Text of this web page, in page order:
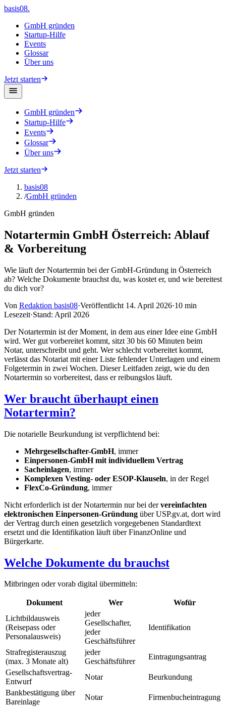
basis08.
GmbH gründen
Startup-Hilfe
Events
Glossar
Über uns
Jetzt starten
GmbH gründen
Startup-Hilfe
Events
Glossar
Über uns
Jetzt starten
basis08
/GmbH gründen
GmbH gründen
Notartermin GmbH Österreich: Ablauf
& Vorbereitung
Wie läuft der Notartermin bei der GmbH-Gründung in Österreich
ab? Welche Dokumente brauchst du, was kostet er, und wie bereitest
du dich vor?
Von Redaktion basis08·Veröffentlicht 14. April 2026·10 min
Lesezeit·Stand: April 2026
Der Notartermin ist der Moment, in dem aus einer Idee eine GmbH
wird. Wer gut vorbereitet kommt, sitzt 30 bis 60 Minuten beim
Notar, unterschreibt und geht. Wer schlecht vorbereitet kommt,
verlässt das Notariat mit einer Liste fehlender Unterlagen und einem
Folgetermin in zwei Wochen. Dieser Leitfaden zeigt, wie du den
Notartermin so vorbereitest, dass er reibungslos läuft.
Wer braucht überhaupt einen
Notartermin?
Die notarielle Beurkundung ist verpflichtend bei:
Mehrgesellschafter-GmbH, immer
Einpersonen-GmbH mit individuellem Vertrag
Sacheinlagen, immer
Komplexen Vesting- oder ESOP-Klauseln, in der Regel
FlexCo-Gründung, immer
Nicht erforderlich ist der Notartermin nur bei dervereinfachten
elektronischen Einpersonen-Gründung über USP.gv.at, dort wird
der Vertrag durch einen gesetzlich vorgegebenen Standardtext
ersetzt und die Identifikation läuft über FinanzOnline und
Bürgerkarte.
Welche Dokumente du brauchst
Mitbringen oder vorab digital übermitteln:
Dokument Wer
Wofür
Lichtbildausweis
(Reisepass oder
Personalausweis)
jeder
Gesellschafter,
jeder
Geschäftsführer
Identifikation
Strafregisterauszug
(max. 3 Monate alt)
jeder
Geschäftsführer
Eintragungsantrag
Gesellschaftsvertrag-
Entwurf
Notar
Beurkundung
Bankbestätigung über
Bareinlage
Notar
Firmenbucheintragung